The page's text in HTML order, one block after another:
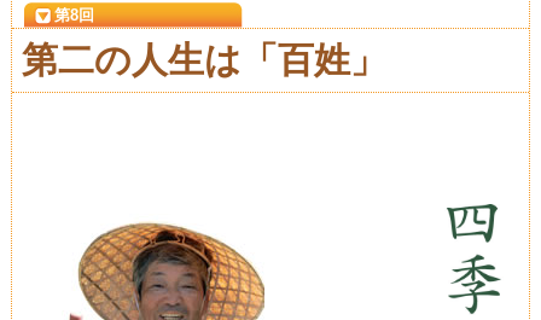
第8回
第二の人生は「百姓」